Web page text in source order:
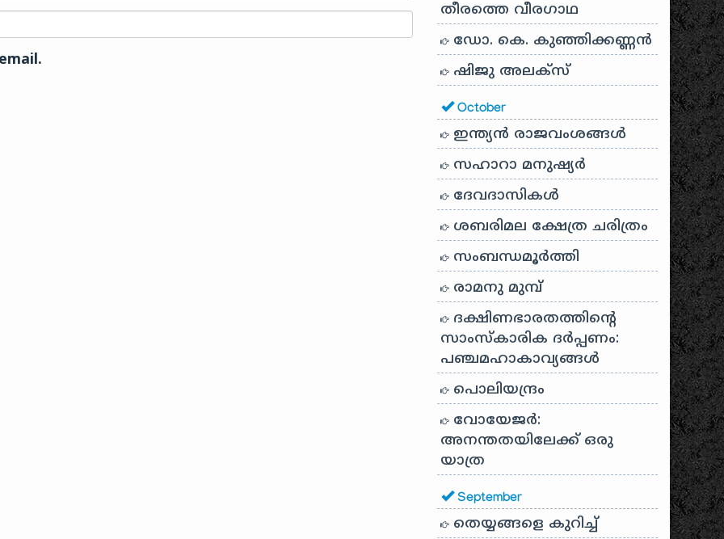
തീരത്തെ വീരഗാഥ
ഡോ. കെ. കുഞ്ഞിക്കണ്ണൻ
ഷിജു അലക്സ്
October
ഇന്ത്യൻ രാജവംശങ്ങൾ
സഹാറാ മനുഷ്യർ
ദേവദാസികൾ
ശബരിമല ക്ഷേത്ര ചരിത്രം
സംബന്ധമൂർത്തി
രാമനു മുമ്പ്
ദക്ഷിണഭാരതത്തിൻ്റെ
സാംസ്കാരിക ദർപ്പണം:
പഞ്ചമഹാകാവ്യങ്ങൾ
പൊലിയന്ദ്രം
വോയേജർ:
അനന്തതയിലേക്ക് ഒരു
യാത്ര
September
തെയ്യങ്ങളെ കുറിച്ച്